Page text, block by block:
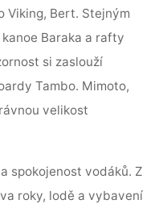
Viking, Bert. Stejným
Baraka a rafty
si zaslouží
Tambo. Mimoto,
velikost
spokojenost vodáků. Z
roky, lodě a vybavení